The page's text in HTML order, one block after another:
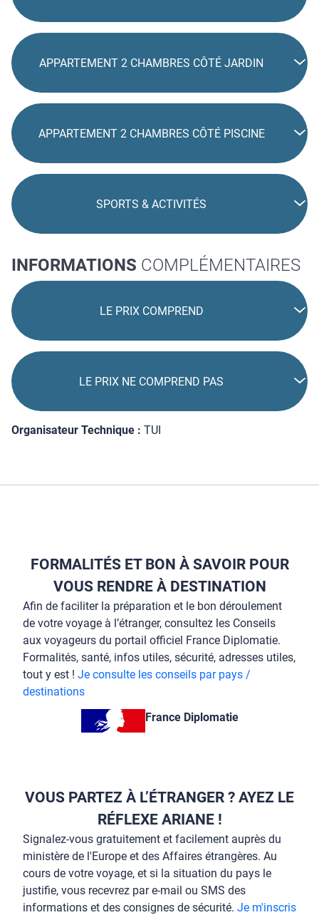
APPARTEMENT 2 CHAMBRES CÔTÉ JARDIN
APPARTEMENT 2 CHAMBRES CÔTÉ PISCINE
SPORTS & ACTIVITÉS
INFORMATIONS COMPLÉMENTAIRES
LE PRIX COMPREND
LE PRIX NE COMPREND PAS
Organisateur Technique : TUI
FORMALITÉS ET BON À SAVOIR POUR
VOUS RENDRE À DESTINATION
Afin de faciliter la préparation et le bon déroulement
de votre voyage à l’étranger, consultez les Conseils
aux voyageurs du portail officiel France Diplomatie.
Formalités, santé, infos utiles, sécurité, adresses utiles,
tout y est ! Je consulte les conseils par pays /
destinations
France Diplomatie
VOUS PARTEZ À L’ÉTRANGER ? AYEZ LE
RÉFLEXE ARIANE !
Signalez-vous gratuitement et facilement auprès du
ministère de l'Europe et des Affaires étrangères. Au
cours de votre voyage, et si la situation du pays le
justifie, vous recevrez par e-mail ou SMS des
informations et des consignes de sécurité. Je m'inscris